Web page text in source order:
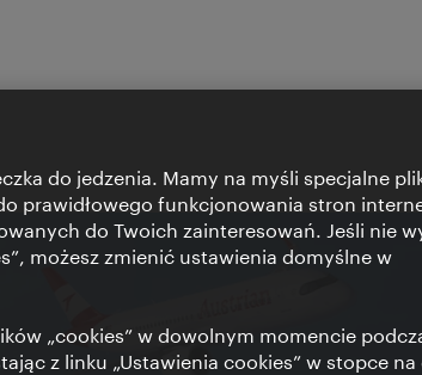
do jedzenia. Mamy na myśli specjalne
prawidłowego funkcjonowania stron
do Twoich zainteresowań. Jeśli nie
możesz zmienić ustawienia domyślne w
„cookies” w dowolnym momencie
z linku „Ustawienia cookies” w stopce na